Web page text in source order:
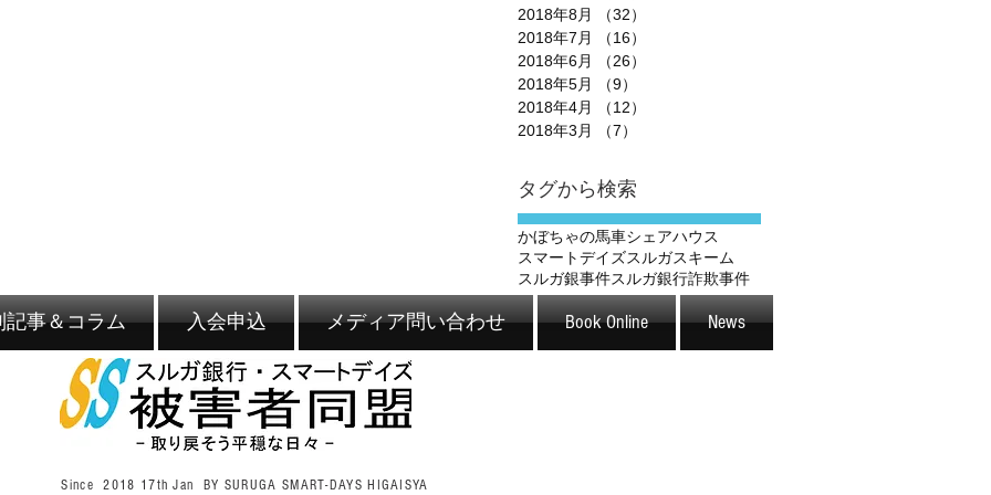
2018年8月
（32）
2018年7月
（16）
2018年6月
（26）
2018年5月
（9）
2018年4月
（12）
2018年3月
（7）
タグから検索
かぼちゃの馬車シェアハウス
スマートデイズスルガスキーム
スルガ銀事件スルガ銀行詐欺事件
記事＆コラム 入会申込 メディア問い合わせ Book Online News
Since 2018 17th Jan BY SURUGA SMART-DAYS HIGAISYA